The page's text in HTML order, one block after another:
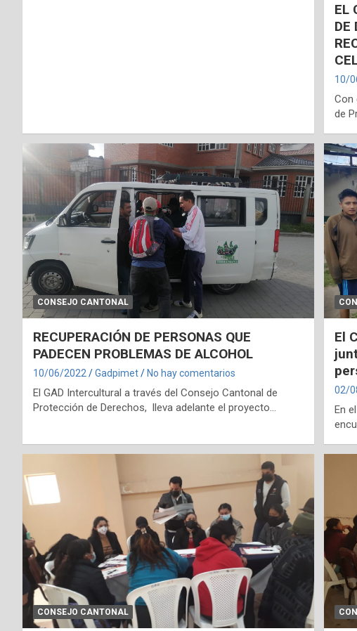
EL
DE
10/
Con
de
CONSEJO CANTONAL
RECUPERACIÓN DE PERSONAS QUE
PADECEN PROBLEMAS DE ALCOHOL
10/06/2022 Gadpimet No hay comentarios
El GAD Intercultural a través del Consejo Cantonal de
Protección de Derechos, lleva adelante el proyecto…
El
02/
En
CONSEJO CANTONAL